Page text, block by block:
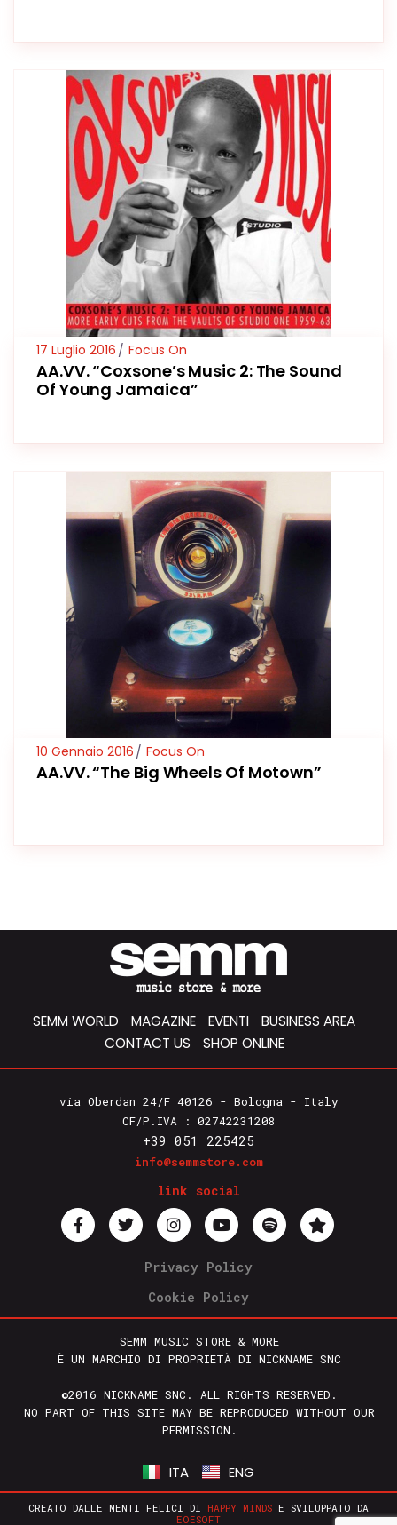
17 Luglio 2016 Focus On
AA.VV. “Coxsone’s Music 2: The Sound
Of Young Jamaica”
10 Gennaio 2016 Focus On
AA.VV. “The Big Wheels Of Motown”
SEMM WORLD MAGAZINE EVENTI
BUSINESS AREA
CONTACT US
SHOP ONLINE
via Oberdan 24/F 40126 - Bologna - Italy
CF/P.IVA : 02742231208
+39 051 225425
info@semmstore.com
link social
Privacy Policy
Cookie Policy
SEMM MUSIC STORE & MORE
È UN MARCHIO DI PROPRIETÀ DI NICKNAME SNC
©2016 NICKNAME SNC. ALL RIGHTS RESERVED.
NO PART OF THIS SITE MAY BE REPRODUCED WITHOUT OUR
PERMISSION.
ITA ENG
CREATO DALLE MENTI FELICI DI HAPPY MINDS E SVILUPPATO DA
EOESOFT